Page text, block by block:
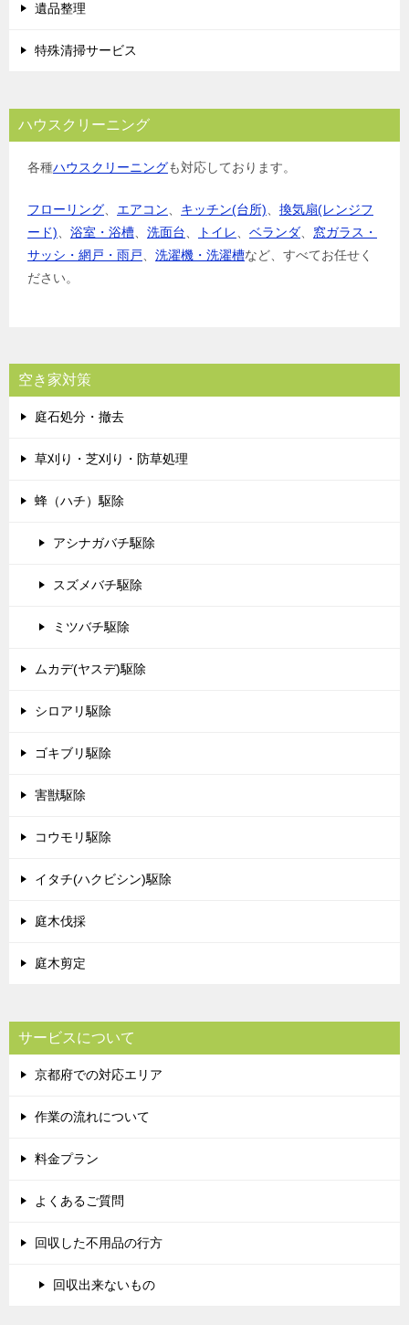
遺品整理
特殊清掃サービス
ハウスクリーニング
各種ハウスクリーニングも対応しております。
フローリング エアコン キッチン(台所)
換気扇(レンジフ
ード)
浴室・浴槽 洗面台 トイレ ベランダ
窓ガラス・
サッシ・網戸・雨戸
洗濯機・洗濯槽など、すべてお任せく
ださい。
空き家対策
庭石処分・撤去
草刈り・芝刈り・防草処理
蜂（ハチ）駆除
アシナガバチ駆除
スズメバチ駆除
ミツバチ駆除
ムカデ(ヤスデ)駆除
シロアリ駆除
ゴキブリ駆除
害獣駆除
コウモリ駆除
イタチ(ハクビシン)駆除
庭木伐採
庭木剪定
サービスについて
京都府での対応エリア
作業の流れについて
料金プラン
よくあるご質問
回収した不用品の行方
回収出来ないもの